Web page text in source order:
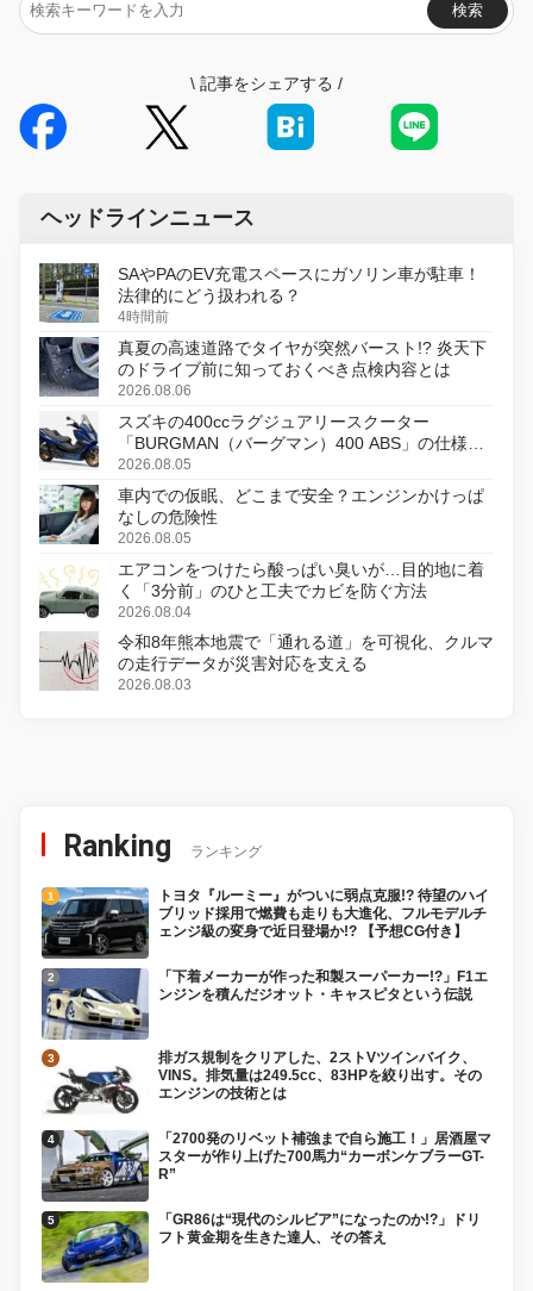
検索
\ 記事をシェアする /
ヘッドラインニュース
SAやPAのEV充電スペースにガソリン車が駐車！
法律的にどう扱われる？
4時間前
真夏の高速道路でタイヤが突然バースト!? 炎天下
のドライブ前に知っておくべき点検内容とは
2026.08.06
スズキの400ccラグジュアリースクーター
「BURGMAN（バーグマン）400 ABS」の仕様を
変更し、8月18日に発売
2026.08.05
車内での仮眠、どこまで安全？エンジンかけっぱ
なしの危険性
2026.08.05
エアコンをつけたら酸っぱい臭いが…目的地に着
く「3分前」のひと工夫でカビを防ぐ方法
2026.08.04
令和8年熊本地震で「通れる道」を可視化、クルマ
の走行データが災害対応を支える
2026.08.03
Ranking ランキング
トヨタ『ルーミー』がついに弱点克服!? 待望のハイ
ブリッド採用で燃費も走りも大進化、フルモデルチ
ェンジ級の変身で近日登場か!? 【予想CG付き】
「下着メーカーが作った和製スーパーカー!?」F1エ
ンジンを積んだジオット・キャスピタという伝説
排ガス規制をクリアした、2ストVツインバイク、
VINS。排気量は249.5cc、83HPを絞り出す。その
エンジンの技術とは
「2700発のリベット補強まで自ら施工！」居酒屋マ
スターが作り上げた700馬力“カーボンケブラーGT-
R”
「GR86は“現代のシルビア”になったのか!?」ドリ
フト黄金期を生きた達人、その答え